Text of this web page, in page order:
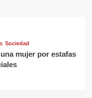
Sociedad
mujer por estafas